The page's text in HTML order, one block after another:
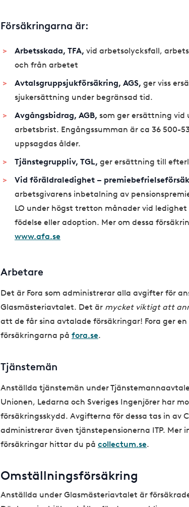
Försäkringarna är:
Arbetsskada, TFA, vid arbetsolycksfall,
och från arbetet
Avtalsgruppsjukförsäkring, AGS, ger viss
sjukersättning under begränsad tid.
Avgångsbidrag, AGB, som ger ersättning vid
arbetsbrist. Engångssumman är ca 36 500-
uppsagdas ålder.
Tjänstegruppliv, TGL, ger ersättning till
Vid föräldraledighet –
arbetsgivarens inbetalning av
LO under högst tretton månader vid
födelse eller adoption. Mer om dessa
www.afa.se
Arbetare
Det är Fora som administrerar alla avgifter för
Glasmästeriavtalet. Det är mycket viktigt att
att de får sina avtalade försäkringar! Fora ger
försäkringarna på fora.se.
Tjänstemän
Anställda tjänstemän under
Unionen, Ledarna och Sveriges Ingenjörer har
försäkringsskydd. Avgifterna för dessa tas in av
administrerar även tjänstepensionerna ITP. Mer
försäkringar hittar du på collectum.se.
Omställningsförsäkring
Anställda under Glasmästeriavtalet är